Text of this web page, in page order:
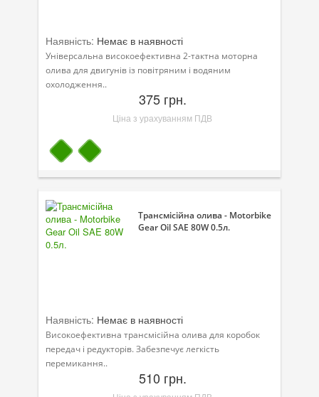
Наявність: Немає в наявності
Універсальна високоефективна 2-тактна моторна
олива для двигунів із повітряним і водяним
охолодження..
375 грн.
Ціна з урахуванням ПДВ
Трансмісійна олива - Motorbike
Gear Oil SAE 80W 0.5л.
Наявність: Немає в наявності
Високоефективна трансмісійна олива для коробок
передач і редукторів. Забезпечує легкість
перемикання..
510 грн.